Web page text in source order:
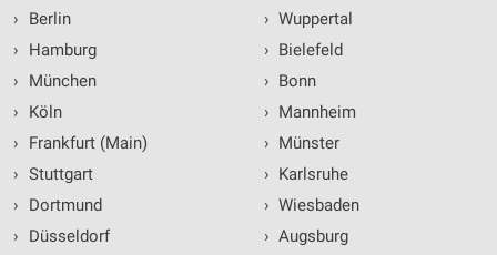
›
Berlin
›
Hamburg
›
München
›
Köln
›
Frankfurt (Main)
› Stuttgart
›
Dortmund
›
Düsseldorf
› Wuppertal
› Bielefeld
› Bonn
› Mannheim
› Münster
› Karlsruhe
› Wiesbaden
› Augsburg